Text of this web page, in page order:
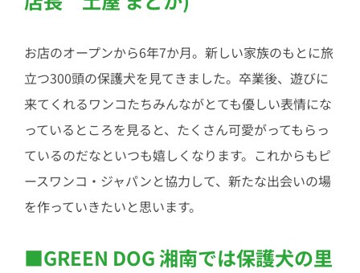
お店のオープンから6年7か月。新しい家族のもとに旅
立つ300頭の保護犬を見てきました。卒業後、遊びに
来てくれるワンコたちみんながとても優しい表情にな
っているところを見ると、たくさん可愛がってもらっ
ているのだなといつも嬉しくなります。これからもピ
ースワンコ・ジャパンと協力して、新たな出会いの場
を作っていきたいと思います。
■GREEN DOG 湘南では保護犬の里